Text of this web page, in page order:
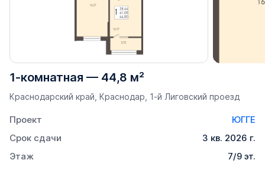
1-комнатная — 44,8 м²
Краснодарский край, Краснодар, 1-й Лиговский проезд
Проект
ЮГГЕ
Срок сдачи
3 кв. 2026 г.
Этаж
7/9 эт.